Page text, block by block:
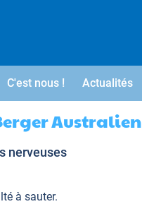
C'est nous ! Actualités
Australien
nerveuses
à sauter.